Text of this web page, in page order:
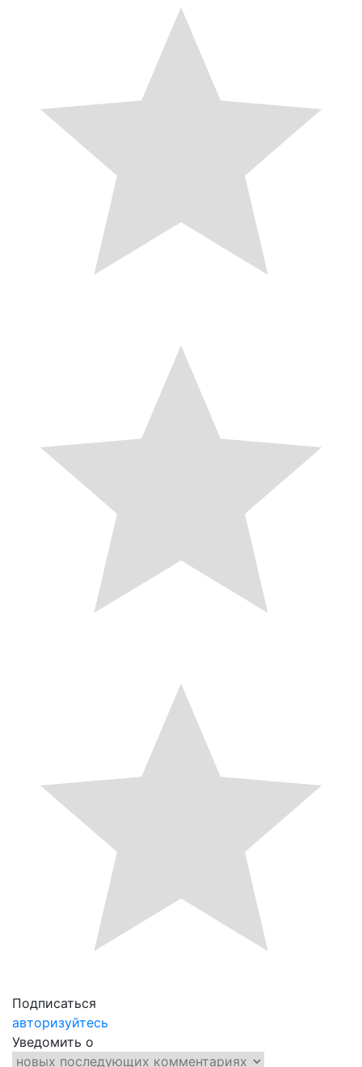
Подписаться
авторизуйтесь
Уведомить о